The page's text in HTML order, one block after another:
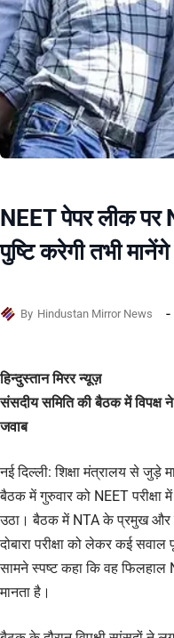
NEET पेपर लीक पर
पुष्टि करेगी तभी
By Hindustan Mirror News
हिन्दुस्तान मिरर न्यूज़
संसदीय समिति की बैठक में विपक्ष ने
जवाब
नई दिल्ली: शिक्षा मंत्रालय से जुड़े
बैठक में गुरुवार को NEET
उठा। बैठक में NTA के प्रमुख और
दोबारा परीक्षा को लेकर कई
सामने स्पष्ट कहा कि वह फिलहाल
मानता है।